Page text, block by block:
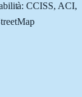
CCISS, ACI,